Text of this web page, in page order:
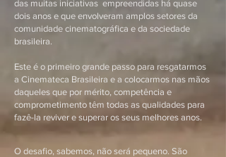
das muitas iniciativas empreendidas há quase
dois anos e que envolveram amplos setores da
comunidade cinematográfica e da sociedade
brasileira.
Este é o primeiro grande passo para resgatarmos
a Cinemateca Brasileira e a colocarmos nas mãos
daqueles que por mérito, competência e
comprometimento têm todas as qualidades para
fazê-la reviver e superar os seus melhores anos.
O desafio, sabemos, não será pequeno. São